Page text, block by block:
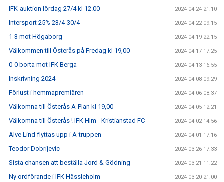
IFK-auktion lördag 27/4 kl 12.00 2024-04-24 21:10
Intersport 25% 23/4-30/4 2024-04-22 09:15
1-3 mot Högaborg 2024-04-19 22:15
Välkommen till Österås på Fredag kl 19,00 2024-04-17 17:25
0-0 borta mot IFK Berga 2024-04-13 16:55
Inskrivning 2024 2024-04-08 09:29
Förlust i hemmapremiären 2024-04-06 08:37
Välkomna till Österås A-Plan kl 19,00 2024-04-05 12:21
Välkomna till Österås ! IFK Hlm - Kristianstad FC 2024-04-02 14:56
Alve Lind flyttas upp i A-truppen 2024-04-01 17:16
Teodor Dobrijevic 2024-03-26 17:33
Sista chansen att beställa Jord & Gödning 2024-03-21 11:22
Ny ordförande i IFK Hässleholm 2024-03-20 21:00